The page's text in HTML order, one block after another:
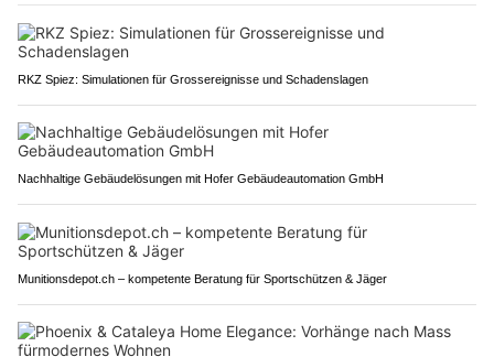
RKZ Spiez: Simulationen für Grossereignisse und Schadenslagen
Nachhaltige Gebäudelösungen mit Hofer Gebäudeautomation GmbH
Munitionsdepot.ch – kompetente Beratung für Sportschützen & Jäger